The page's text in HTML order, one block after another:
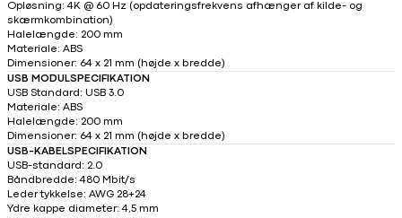
Opløsning: 4K @ 60 Hz (opdateringsfrekvens afhænger af kilde- og
skærmkombination)
Halelængde: 200 mm
Materiale: ABS
Dimensioner: 64 x 21 mm (højde x bredde)
USB MODULSPECIFIKATION
USB Standard: USB 3.0
Materiale: ABS
Halelængde: 200 mm
Dimensioner: 64 x 21 mm (højde x bredde)
USB-KABELSPECIFIKATION
USB-standard: 2.0
Båndbredde: 480 Mbit/s
Leder tykkelse: AWG 28+24
Ydre kappe diameter: 4,5 mm